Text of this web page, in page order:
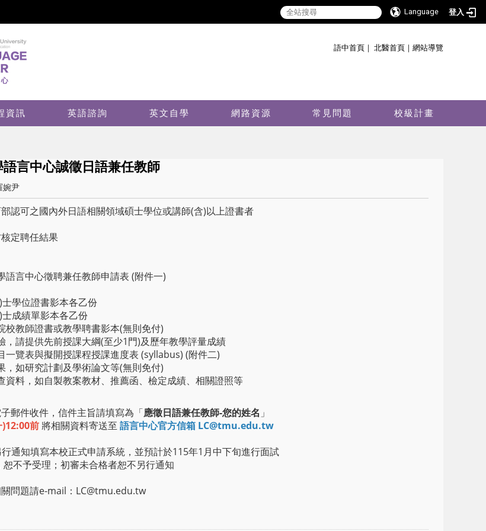
Language 登入
語中首頁 ｜ 北醫首頁 ｜ 網站導覽
資訊 英語諮詢 英文自學 網路資源 常見問題 校級計畫
言中心誠徵日語兼任教師
婉尹
認可之國內外日語相關領域碩士學位或講師(含)以上證書者
定聘任結果
語言中心徵聘兼任教師申請表 (附件一)
學位證書影本各乙份
成績單影本各乙份
校教師證書或教學聘書影本(無則免付)
，請提供先前授課大綱(至少1門)及歷年教學評量成績
一覽表與擬開授課程授課進度表 (syllabus) (附件二)
，如研究計劃及學術論文等(無則免付)
資料，如自製教案教材、推薦函、檢定成績、相關證照等
郵件收件，信件主旨請填寫為「應徵日語兼任教師-您的姓名 」
前 將相關資料寄送至 語言中心官方信箱 LC@tmu.edu.tw
通知填寫本校正式申請系統，並預計於115年1月中下旬進行面試
不予受理；初審未合格者恕不另行通知
問題請e-mail：LC@tmu.edu.tw